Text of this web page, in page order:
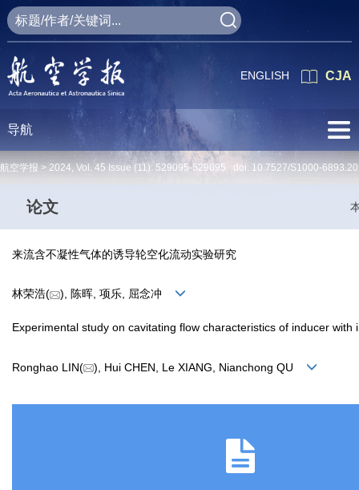
CJA
ENGLISH
导航
航空学报 > 2024, Vol. 45 Issue (11): 529095-529095 doi: 10.7527/S1000-
论文
来流含不凝性气体的诱导轮空化流动实验研究
林荣浩( ), 陈晖, 项乐, 屈念冲
Experimental study on cavitating flow characteristics of inducer with
Ronghao LIN( ), Hui CHEN, Le XIANG, Nianchong QU